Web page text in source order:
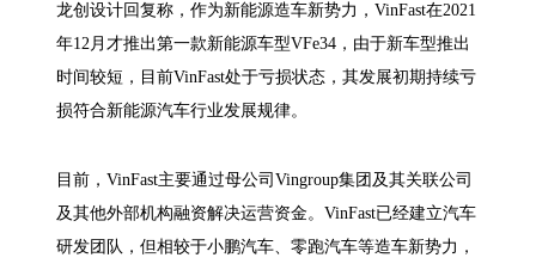
龙创设计回复称，作为新能源造车新势力，VinFast在2021
年12月才推出第一款新能源车型VFe34，由于新车型推出
时间较短，目前VinFast处于亏损状态，其发展初期持续亏
损符合新能源汽车行业发展规律。
目前，VinFast主要通过母公司Vingroup集团及其关联公司
及其他外部机构融资解决运营资金。VinFast已经建立汽车
研发团队，但相较于小鹏汽车、零跑汽车等造车新势力，